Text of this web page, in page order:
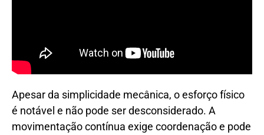
Apesar da simplicidade mecânica, o esforço físico
é notável e não pode ser desconsiderado. A
movimentação contínua exige coordenação e pode